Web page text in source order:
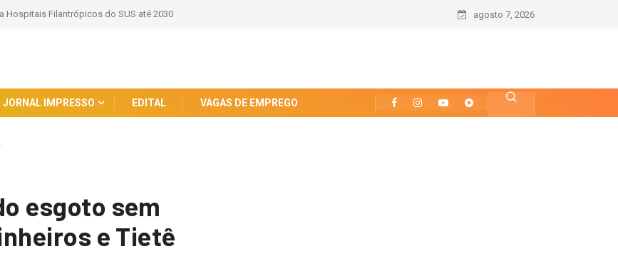
Hospitais Filantrópicos do SUS até 2030 agosto 7, 2026
JORNAL IMPRESSO EDITAL VAGAS DE EMPREGO
esgoto sem
e Tietê